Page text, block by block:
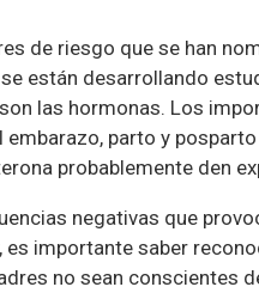
de riesgo que se han
están desarrollando
las hormonas. Los
embarazo, parto y
probablemente den
negativas que
es importante saber
no sean conscientes